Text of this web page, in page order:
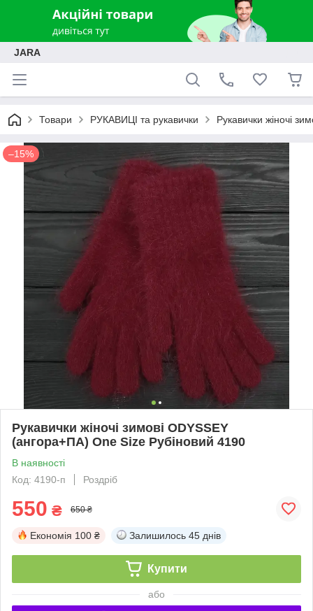
JARA
Товари РУКАВИЦІ та рукавички Рукавички жіночі
–15%
Рукавички жіночі зимові ODYSSEY
(ангора+ПА) One Size Рубіновий 4190
В наявності
Код: 4190-п
Роздріб
550 ₴ 650 ₴
Економія 100 ₴ Залишилось 45 днів
Купити
або